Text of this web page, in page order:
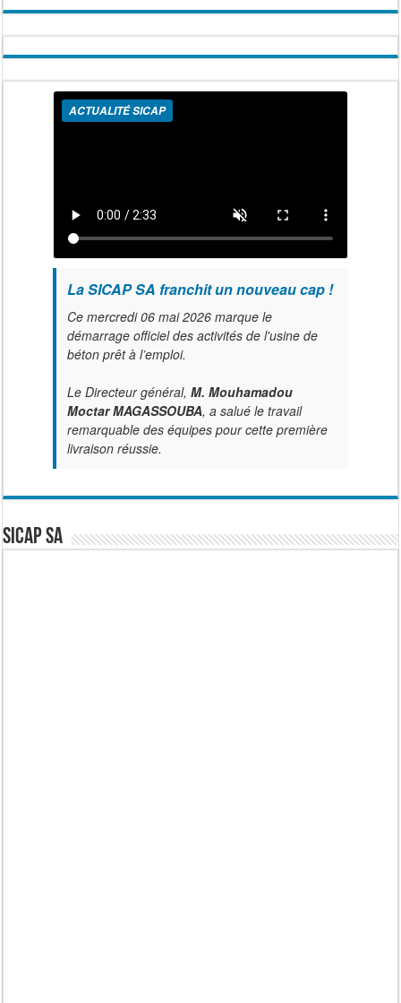
ACTUALITÉ SICAP
La SICAP SA franchit un nouveau cap !
Ce mercredi 06 mai 2026 marque le
démarrage officiel des activités de l'usine de
béton prêt à l’emploi.
Le Directeur général, M. Mouhamadou
Moctar MAGASSOUBA, a salué le travail
remarquable des équipes pour cette première
livraison réussie.
SICAP SA